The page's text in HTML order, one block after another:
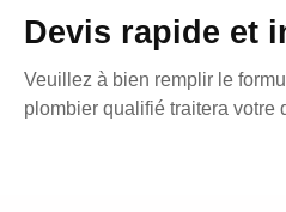
Devis rapide et
Veuillez à bien remplir le
plombier qualifié traitera votre